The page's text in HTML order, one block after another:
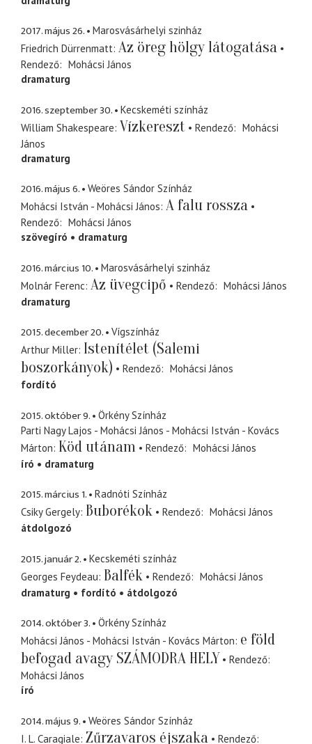
2017. május 26.
Marosvásárhelyi szinház
Friedrich Dürrenmatt Az öreg hölgy látogatása
Rendező
Mohácsi János
dramaturg
2016. szeptember 30.
Kecskeméti színház
William Shakespeare Vízkereszt Rendező
Mohácsi
János
dramaturg
2016. május 6.
Weöres Sándor Színház
Mohácsi István - Mohácsi János A falu rossza
Rendező
Mohácsi János
szövegíró
dramaturg
2016. március 10.
Marosvásárhelyi szinház
Molnár Ferenc Az üvegcipő Rendező
Mohácsi János
dramaturg
2015. december 20.
Vígszínház
Arthur Miller Istenítélet (Salemi
boszorkányok)
Rendező
Mohácsi János
fordító
2015. október 9.
Örkény Színház
Parti Nagy Lajos - Mohácsi János - Mohácsi István - Kovács
Márton Köd utánam Rendező
Mohácsi János
író
dramaturg
2015. március 1.
Radnóti Színház
Csiky Gergely Buborékok Rendező
Mohácsi János
átdolgozó
2015. január 2.
Kecskeméti színház
Georges Feydeau Balfék Rendező
Mohácsi János
dramaturg
fordító átdolgozó
2014. október 3.
Örkény Színház
Mohácsi János - Mohácsi István - Kovács Márton e föld
befogad avagy SZÁMODRA HELY
Rendező
Mohácsi János
író
2014. május 9.
Weöres Sándor Színház
I. L. Caragiale Zűrzavaros éjszaka Rendező